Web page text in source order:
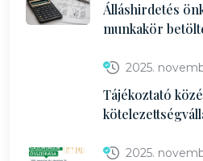
Álláshirdetés
munkakör
2025.
Tájékoztató
2025.